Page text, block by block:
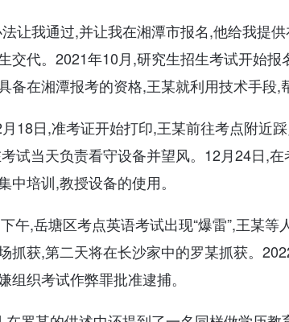
让我通过,并让我在湘潭市报名,他给我提
交代。2021年10月,研究生招生考试开始报
备在湘潭报考的资格,王某就利用技术手段,
18日,准考证开始打印,王某前往考点附近
试当天负责看守设备并望风。12月24日,
中培训,教授设备的使用。
午,岳塘区考点英语考试出现“爆雷”,王某
抓获,第二天将在长沙家中的罗某抓获。
组织考试作弊罪批准逮捕。